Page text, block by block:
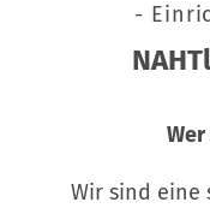
-
Wir sind eine